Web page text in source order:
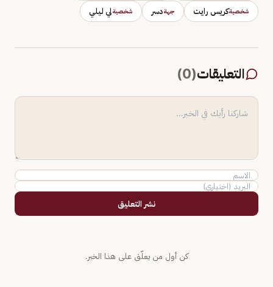
شخصيةكريس رايت جهةدسر شخصيةلي ليلي
التعليقات(
0
)
نشر التعليق
كن أول من يعلّق على هذا الخبر.